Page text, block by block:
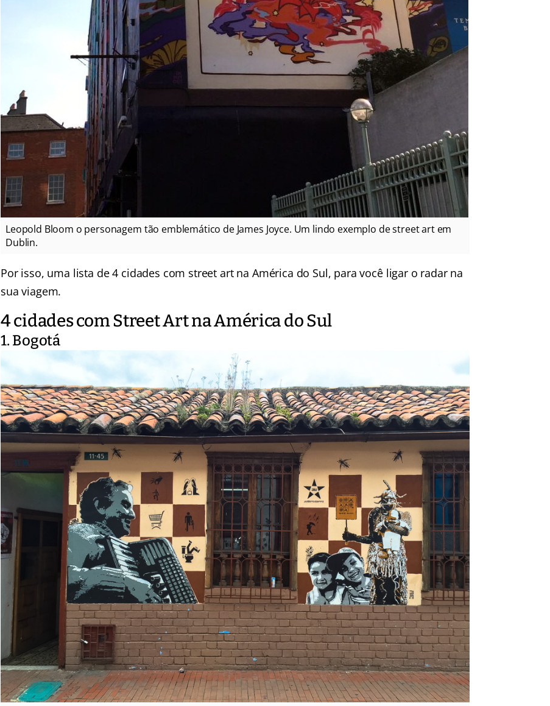
Leopold Bloom o personagem tão emblemático de James Joyce. Um lindo exemplo de street art em
Dublin.
Por isso, uma lista de 4 cidades com street art na América do Sul, para você ligar o radar na
sua viagem.
4 cidades com Street Art na América do Sul
1. Bogotá